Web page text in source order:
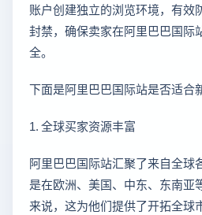
账户创建独立的浏览环境，有效
封禁，确保卖家在阿里巴巴国际
全。
下面是阿里巴巴国际站是否适合
1. 全球买家资源丰富
阿里巴巴国际站汇聚了来自全球
是在欧洲、美国、中东、东南亚
来说，这为他们提供了开拓全球